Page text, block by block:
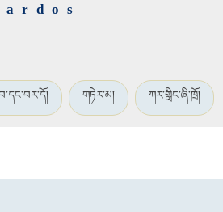
གཏེར་མ། ཀར་གླིང་ཞི་ཁྲོ།